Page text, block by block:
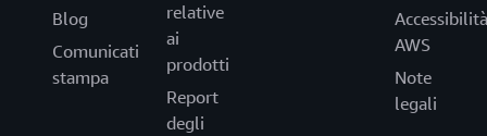
Blog
Comunicati
stampa
relative
ai
prodotti
Report
degli
Accessibilità
AWS
Note
legali